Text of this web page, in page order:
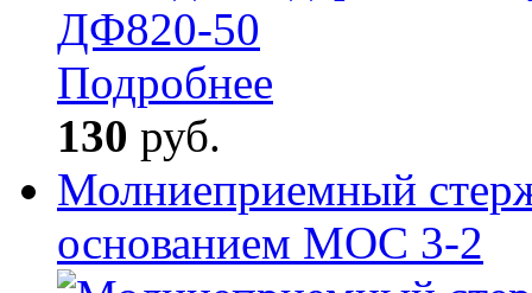
Подробнее
130 руб.
Молниеприемный
основанием МОС 3-2